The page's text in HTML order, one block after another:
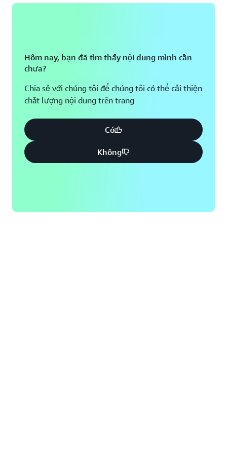
Hôm nay, bạn đã tìm thấy nội dung mình cần
chưa?
Chia sẻ với chúng tôi để chúng tôi có thể cải thiện
chất lượng nội dung trên trang
Có
Không